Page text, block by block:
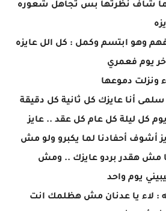
شاف نظرتها بس تجاهل شعوره
وهو ابتسم وكمل : كل الل عايزه
يوم فعمري
ونزلت دموعها
أنا عايزك كل ثانية كل دقيقة
كل ليلة كل عام كل عقد .. عايز
أشوف أحفادنا لما يكبرو ولو مش
مش هقدر بردو عايزك .. ومش
يوم واحد
لاء يا عدنان مش هظلمك انت